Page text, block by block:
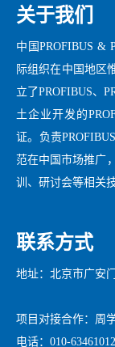
关于我们
中国PROFIBUS &
际组织在中国地区
立了PROFIBUS、
土企业开发的
证。负责
范在中国市场推广
训、研讨会等相关
联系方式
地址：北京市广安
项目对接合作：周
电话：010-